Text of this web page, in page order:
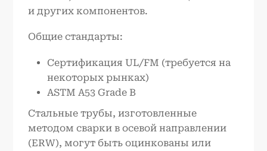
и других компонентов.
Общие стандарты:
Сертификация UL/FM (требуется на
некоторых рынках)
ASTM A53 Grade B
Стальные трубы, изготовленные
методом сварки в осевой направлении
(ERW), могут быть оцинкованы или